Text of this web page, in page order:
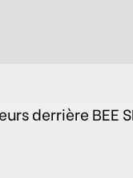
derrière BEE